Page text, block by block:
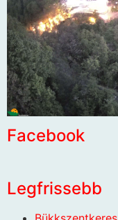
Facebook
Legfrissebb